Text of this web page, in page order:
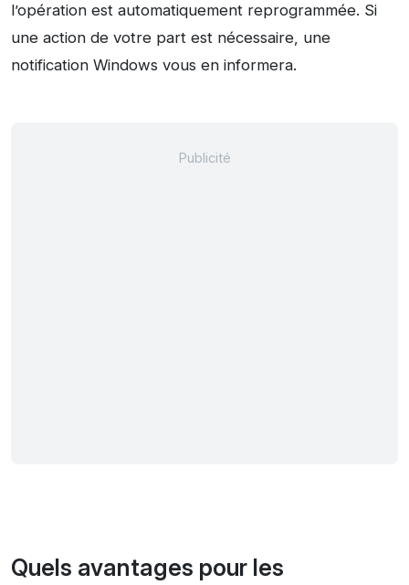
l’opération est automatiquement reprogrammée. Si
une action de votre part est nécessaire, une
notification Windows vous en informera.
Quels avantages pour les